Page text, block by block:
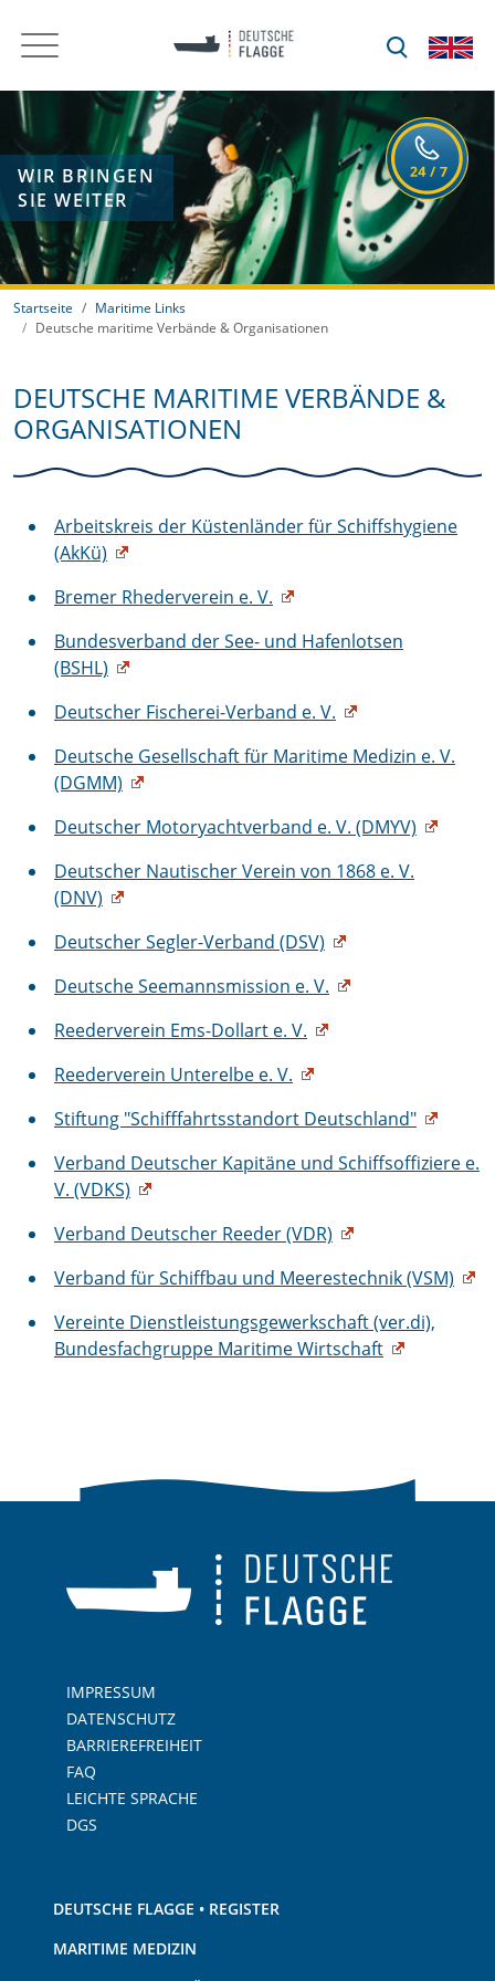
WIR BRINGEN
SIE WEITER
Startseite
Maritime Links
Deutsche maritime Verbände & Organisationen
DEUTSCHE MARITIME VERBÄNDE &
ORGANISATIONEN
Arbeitskreis der Küstenländer für Schiffshygiene
(AkKü)
Bremer Rhederverein e. V.
Bundesverband der See- und Hafenlotsen
(BSHL)
Deutscher Fischerei-Verband e. V.
Deutsche Gesellschaft für Maritime Medizin e. V.
(DGMM)
Deutscher Motoryachtverband e. V. (DMYV)
Deutscher Nautischer Verein von 1868 e. V.
(DNV)
Deutscher Segler-Verband (DSV)
Deutsche Seemannsmission e. V.
Reederverein Ems-Dollart e. V.
Reederverein Unterelbe e. V.
Stiftung "Schifffahrtsstandort Deutschland"
Verband Deutscher Kapitäne und Schiffsoffiziere e.
V. (VDKS)
Verband Deutscher Reeder (VDR)
Verband für Schiffbau und Meerestechnik (VSM)
Vereinte Dienstleistungsgewerkschaft (ver.di),
Bundesfachgruppe Maritime Wirtschaft
IMPRESSUM
DATENSCHUTZ
BARRIEREFREIHEIT
FAQ
LEICHTE SPRACHE
DGS
DEUTSCHE FLAGGE • REGISTER
MARITIME MEDIZIN